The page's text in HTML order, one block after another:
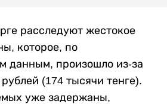
расследуют жестокое
которое, по
данным, произошло из-за
(174 тысячи тенге).
уже задержаны,